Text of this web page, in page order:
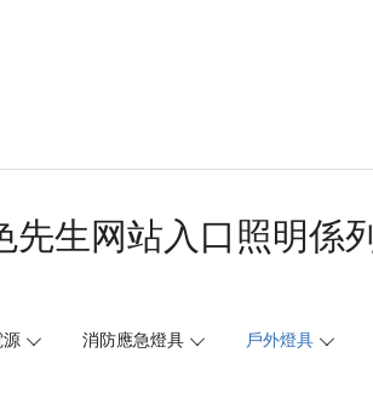
先生网站入口照明係列
源 消防應急燈具 戶外燈具